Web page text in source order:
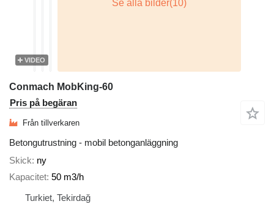
VIDEO
Conmach MobKing-60
Pris på begäran
Från tillverkaren
Betongutrustning - mobil betonganläggning
Skick ny
Kapacitet 50 m3/h
Turkiet, Tekirdağ